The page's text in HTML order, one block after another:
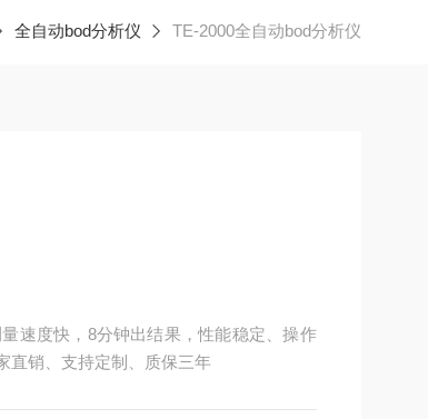
全自动bod分析仪 TE-2000全自动bod分析仪
速度快，8分钟出结果，性能稳定、操作
直销、支持定制、质保三年